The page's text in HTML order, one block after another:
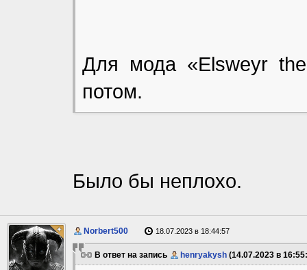
Для мода «Elsweyr
потом.
Было бы неплохо.
Norbert500 18.07.2023 в 18:44:57
В ответ на запись henryakysh (14.07.2023 в